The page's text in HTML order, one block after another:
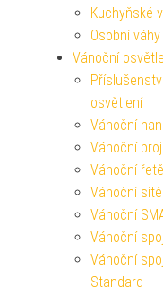
Kuchyňské
Osobní váhy
Vánoční
osvětlení
Vánoční
Vánoční
Vánoční
Vánoční
Vánoční
Vánoční
Vánoční
Standard